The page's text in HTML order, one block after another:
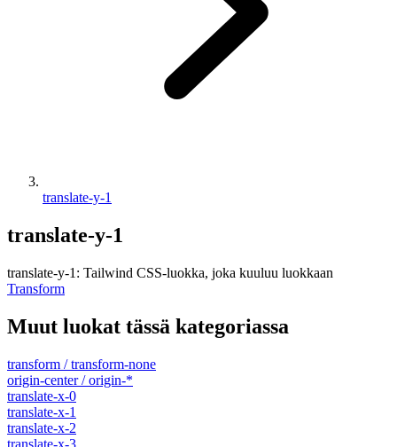
translate-y-1
translate-y-1
translate-y-1 : Tailwind CSS-luokka, joka kuuluu luokkaan
Transform
Muut luokat tässä kategoriassa
transform / transform-none
origin-center / origin-*
translate-x-0
translate-x-1
translate-x-2
translate-x-3